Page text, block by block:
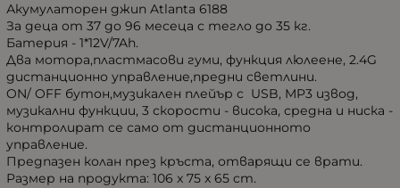
Акумулаторен джип Atlanta 6188
За деца от 37 до 96 месеца с тегло до 35 кг.
Батерия - 1*12V/7Ah.
Два мотора,пластмасови гуми, функция люлеене, 2.4G
дистанционно управление,предни светлини.
ON/ OFF бутон,музикален плейър с USB, MP3 извод,
музикални функции, 3 скорости - висока, средна и ниска -
контролират се само от дистанционното
управление.
Предпазен колан през кръста, отварящи се врати.
Размер на продукта: 106 x 75 x 65 cm.